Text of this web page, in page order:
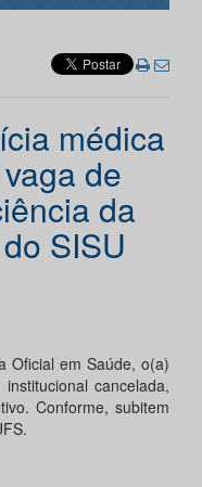
médica
de
da
SISU
Oficial em Saúde, o(a)
cancelada,
Conforme, subitem